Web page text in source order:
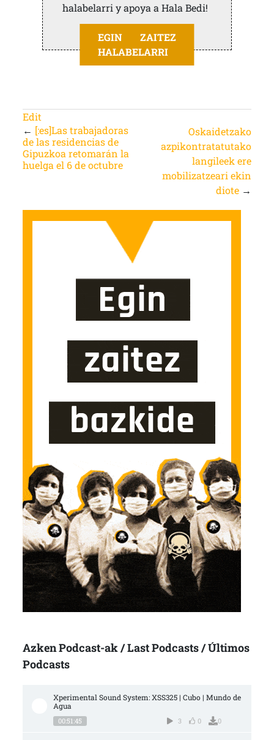
halabelarri y apoya a Hala Bedi!
EGIN ZAITEZ
HALABELARRI
Edit
← [:es]Las trabajadoras
de las residencias de
Gipuzkoa retomarán la
huelga el 6 de octubre
Oskaidetzako
azpikontratatutako
langileek ere
mobilizatzeari ekin
diote →
Azken Podcast-ak / Last Podcasts / Últimos
Podcasts
Xperimental Sound System: XSS325 | Cubo | Mundo de
Agua
00:51:45 3 0 0